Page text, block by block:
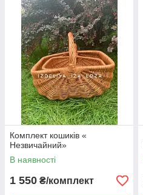
Комплект кошиків «
Незвичайний»
В наявності
1 550 ₴/комплект